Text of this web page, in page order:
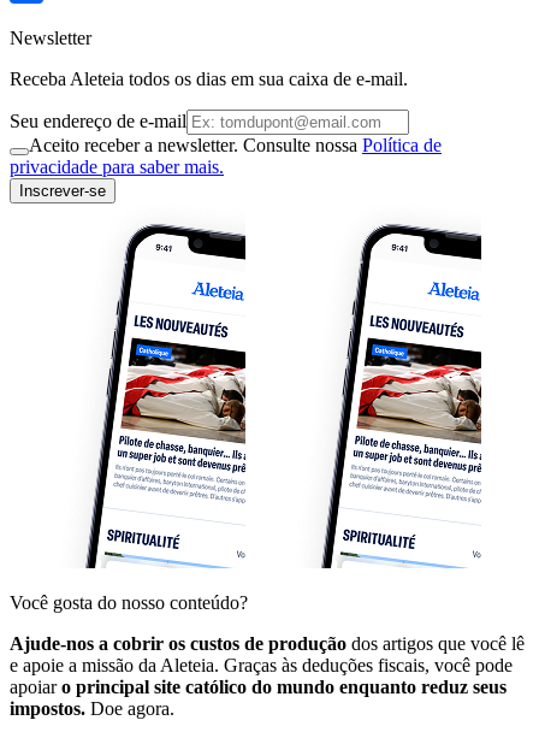
Newsletter
Receba Aleteia todos os dias em sua caixa de e-mail.
Seu endereço de e-mail
Aceito receber a newsletter. Consulte nossa Política de
privacidade para saber mais.
Inscrever-se
Você gosta do nosso conteúdo?
Ajude-nos a cobrir os custos de produção dos artigos que você lê
e apoie a missão da Aleteia. Graças às deduções fiscais, você pode
apoiaro principal site católico do mundo enquanto reduz seus
impostos. Doe agora.